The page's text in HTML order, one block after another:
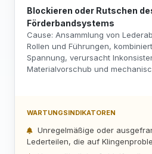
Blockieren oder Rutschen
Förderbandsystems
Cause: Ansammlung von
Rollen und Führungen,
Spannung, verursacht
Materialvorschub und
WARTUNGSINDIKATOREN
Unregelmäßige oder
Lederteilen, die auf